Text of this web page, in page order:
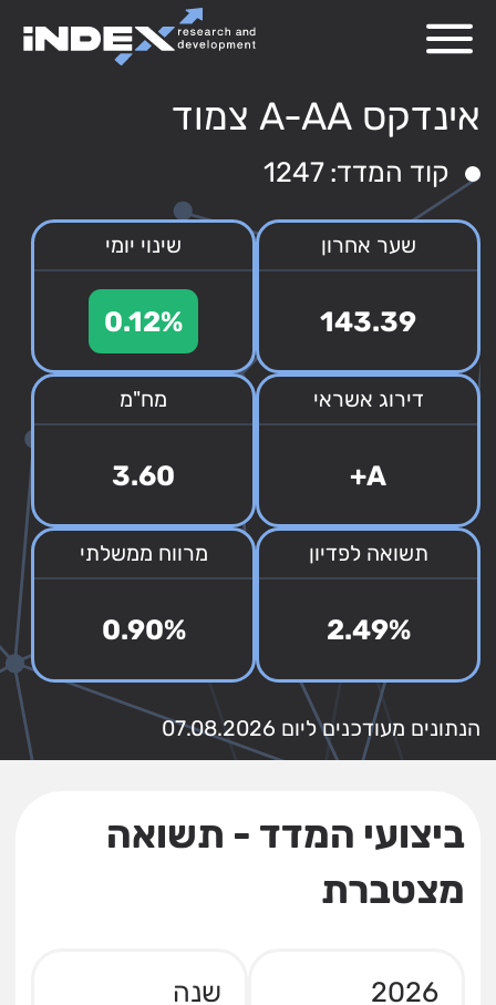
אינדקס A-AA צמוד
קוד המדד: 1247
שער אחרון
143.39
שינוי יומי
0.12%
דירוג אשראי
A+
מח"מ
3.60
תשואה לפדיון
2.49%
מרווח ממשלתי
0.90%
הנתונים מעודכנים ליום 07.08.2026
ביצועי המדד - תשואה
מצטברת
2026
שנה